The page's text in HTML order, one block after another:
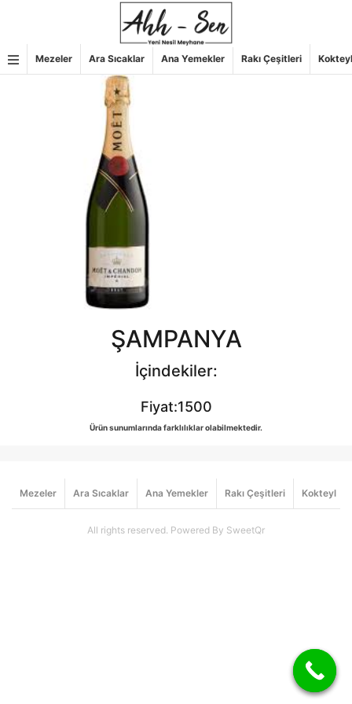
Mezeler Ara Sıcaklar Ana Yemekler Rakı Çeşitleri Kokteyl
ŞAMPANYA
İçindekiler:
Fiyat:1500
Ürün sunumlarında farklılıklar olabilmektedir.
Mezeler Ara Sıcaklar Ana Yemekler Rakı Çeşitleri Kokteyl
All rights reserved. Powered By SweetQr